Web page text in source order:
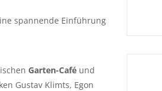
spannende Einführung
Garten-Café und
Gustav Klimts, Egon